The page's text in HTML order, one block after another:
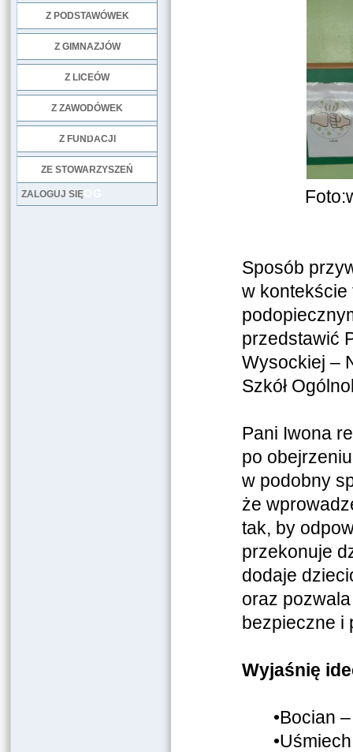
Z PODSTAWÓWEK
Z GIMNAZJÓW
Z LICEÓW
Z ZAWODÓWEK
Z FUNDACJI
ZE STOWARZYSZEŃ
LOG
ZALOGUJ SIĘ
Sposób
w
przedstawić
Wysockiej –
Szkół
Pani Iwona
po
w podobny
że
tak, by
przekonuje
dodaje
oraz
bezpieczne i
Wyjaśnię
•Bocian